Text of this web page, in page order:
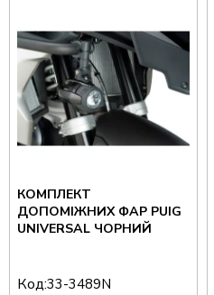
КОМПЛЕКТ
ДОПОМІЖНИХ ФАР PUIG
UNIVERSAL ЧОРНИЙ
Код:33-3489N